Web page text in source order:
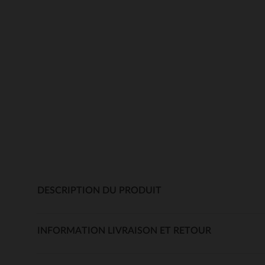
DESCRIPTION DU PRODUIT
INFORMATION LIVRAISON ET RETOUR